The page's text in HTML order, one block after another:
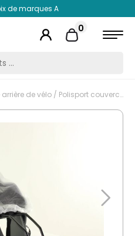
de marques A
0
arrière de vélo / Polisport couvercle de protection Guppy Maxi